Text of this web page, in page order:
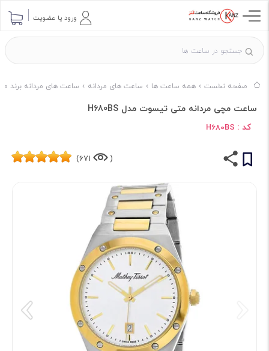
ورود یا عضویت
صفحه نخست همه ساعت ها ساعت های مردانه ساعت های مردانه برند
ساعت مچی مردانه متی تیسوت مدل H680BS
کد : H680BS
(
671)